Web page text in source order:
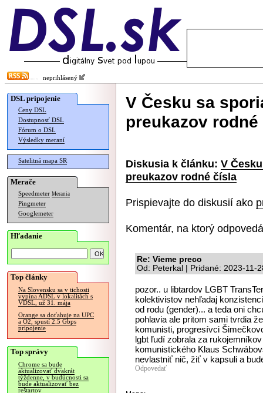
neprihlásený
DSL pripojenie
Ceny DSL
Dostupnosť DSL
Fórum o DSL
Výsledky meraní
Satelitná mapa SR
Merače
Speedmeter Merania
Pingmeter
Googlemeter
Hľadanie
Top články
Na Slovensku sa v tichosti
vypína ADSL v lokalitách s
VDSL, už 31. mája
Orange sa doťahuje na UPC
a O2, spustí 2.5 Gbps
pripojenie
Top správy
Chrome sa bude
aktualizovať dvakrát
týždenne, v budúcnosti sa
bude aktualizovať bez
reštartov
V Česku sa
preukazov
Diskusia k článku: V
preukazov rodné čísla
Prispievajte do diskusií ako
Komentár, na ktorý
Re: Vieme preco
Od: Peterkal | Pridané: 2023-11-
pozor.. u libtardov LGBT
kolektivistov nehľadaj
od rodu (gender)... a teda oni
pohlavia ale pritom sami tvrdia
komunisti, progresívci
lgbt ľudí zobrala za
komunistického Klaus
nevlastniť nič, žiť v kapsuli a
Odpovedať